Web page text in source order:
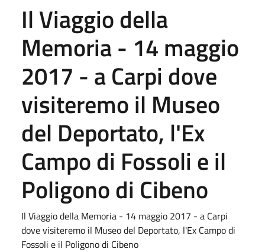
Il Viaggio della
Memoria - 14 maggio
2017 - a Carpi dove
visiteremo il Museo
del Deportato, l'Ex
Campo di Fossoli e il
Poligono di Cibeno
Il Viaggio della Memoria - 14 maggio 2017 - a Carpi
dove visiteremo il Museo del Deportato, l'Ex Campo di
Fossoli e il Poligono di Cibeno